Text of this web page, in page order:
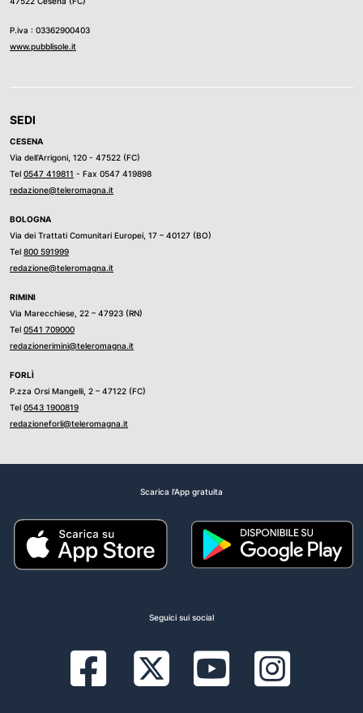
P.iva : 03362900403
www.pubblisole.it
SEDI
CESENA
Via dell’Arrigoni, 120 - 47522 (FC)
Tel 0547 419811 - Fax 0547 419898
redazione@teleromagna.it
BOLOGNA
Via dei Trattati Comunitari Europei, 17 – 40127 (BO)
Tel 800 591999
redazione@teleromagna.it
RIMINI
Via Marecchiese, 22 – 47923 (RN)
Tel 0541 709000
redazionerimini@teleromagna.it
FORLÌ
P.zza Orsi Mangelli, 2 – 47122 (FC)
Tel 0543 1900819
redazioneforli@teleromagna.it
Scarica l'App gratuita
Seguici sui social